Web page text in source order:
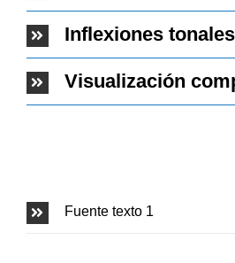
Inflexiones tonales
Visualización
Fuente texto 1